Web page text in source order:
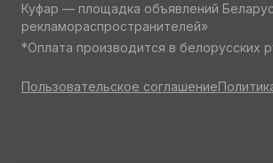
Куфар — площадка объявлений
рекламораспространителей»
*Оплата производится в белорусских
Пользовательское соглашение